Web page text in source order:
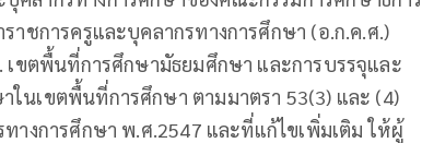
ชการครูและบุคลากรทางการศึกษา (อ.ก.ค.ศ.)
ขตพื้นที่การศึกษามัธยมศึกษา และการบรรจุและ
ในเขตพื้นที่การศึกษา ตามมาตรา 53(3) และ (4)
างการศึกษา พ.ศ.2547 และที่แก้ไขเพิ่มเติม ให้ผู้